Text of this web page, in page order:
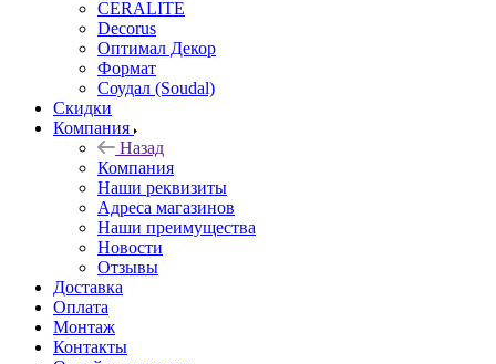
CERALITE
Decorus
Оптимал Декор
Формат
Соудал (Soudal)
Скидки
Компания
Назад
Компания
Наши реквизиты
Адреса магазинов
Наши преимущества
Новости
Отзывы
Доставка
Оплата
Монтаж
Контакты